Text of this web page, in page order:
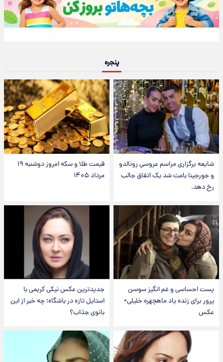
پنجره
شایعه برگزاری مراسم عروسی رونالدو
و جورجینا باعث شد یک اتفاق جالب
رخ دهد.
قیمت طلا و سکه امروز دوشنبه ۱۹
مرداد ۱۴۰۵
پست احساسی و غم انگیز سوسن
پرور برای زنده یاد ماهچهره خلیلی+
عکس
جدیدترین عکس نیکی کریمی با
استایل تازه در باشگاه؛ چه خبر از این
بانوی جذاب؟